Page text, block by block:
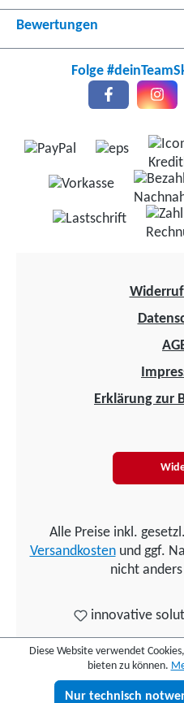
Bewertungen
Folge
Erklärung zur
Alle Preise inkl.
Versandkostenund ggf.
nicht
innovative
Diese Website verwendet
bieten zu können.
Nur technisch